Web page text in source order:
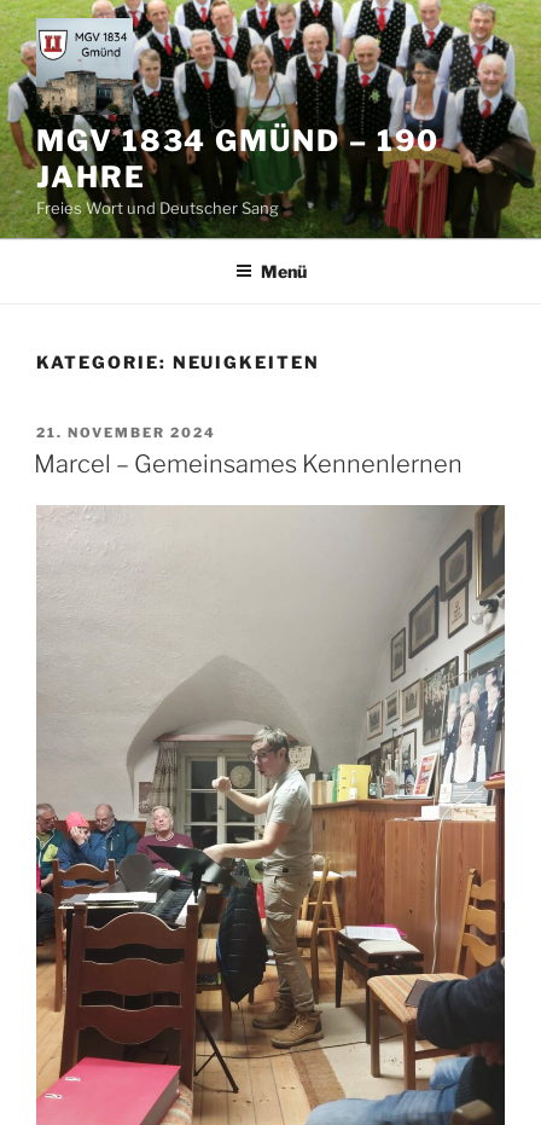
Zum
Inhalt
springen
MGV 1834 GMÜND – 190
JAHRE
Freies Wort und Deutscher Sang
Menü
KATEGORIE: NEUIGKEITEN
VERÖFFENTLICHT
AM
21. NOVEMBER 2024
Marcel – Gemeinsames Kennenlernen